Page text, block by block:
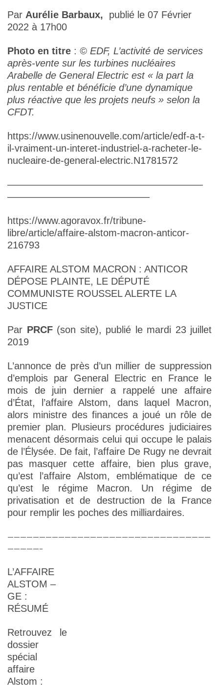
Par Aurélie Barbaux, publié le 07 Février
2022 à 17h00
Photo en titre : © EDF, L’activité de services
après-vente sur les turbines nucléaires
Arabelle de General Electric est « la part la
plus rentable et bénéficie d’une dynamique
plus réactive que les projets neufs » selon la
CFDT.
https://www.usinenouvelle.com/article/edf-a-t-
il-vraiment-un-interet-industriel-a-racheter-le-
nucleaire-de-general-electric.N1781572
————————————————————
——————————————–
https://www.agoravox.fr/tribune-
libre/article/affaire-alstom-macron-anticor-
216793
AFFAIRE ALSTOM MACRON : ANTICOR
DÉPOSE PLAINTE, LE DÉPUTÉ
COMMUNISTE ROUSSEL ALERTE LA
JUSTICE
Par PRCF(son site), publié le mardi 23 juillet
2019
L’annonce de près d’un millier de suppression
d’emplois par General Electric en France le
mois de juin dernier a rappelé une affaire
d’État, l’affaire Alstom, dans laquel Macron,
alors ministre des finances a joué un rôle de
premier plan. Plusieurs procédures judiciaires
menacent désormais celui qui occupe le palais
de l’Élysée. De fait, l’affaire De Rugy ne devrait
pas masquer cette affaire, bien plus grave,
qu’est l’affaire Alstom, emblématique de ce
qu’est le régime Macron. Un régime de
privatisation et de destruction de la France
pour remplir les poches des milliardaires.
————————————————————————————————
—————–
L’AFFAIRE
ALSTOM –
GE :
RÉSUMÉ
Retrouvez le
dossier
spécial
affaire
Alstom :